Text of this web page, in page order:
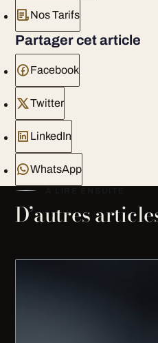
Nos Tarifs
Partager cet article
Facebook
Twitter
LinkedIn
WhatsApp
D’autres